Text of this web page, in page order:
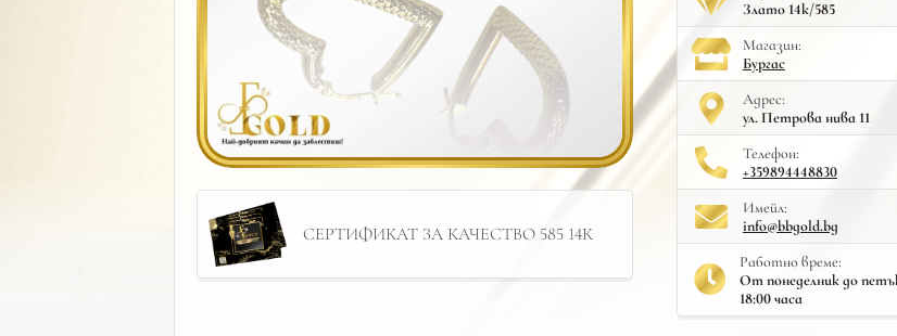
СЕРТИФИКАТ ЗА КАЧЕСТВО 585 14К
Злато 14к/585
Mагазин:
Бургас
Адрес:
ул. Петрова нива 11
Телефон:
+359894448830
Имейл:
info@bbgold.bg
Работно време:
От понеделник до
18:00 часа